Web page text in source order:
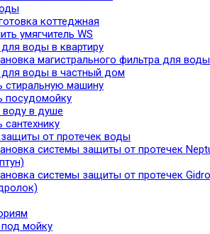
коттеджная
умягчитель WS
воды в квартиру
магистрального фильтра для воды
воды в частный дом
стиральную машину
посудомойку
воду в душе
от протечек воды
системы защиты от протечек
системы защиты от протечек
мойку